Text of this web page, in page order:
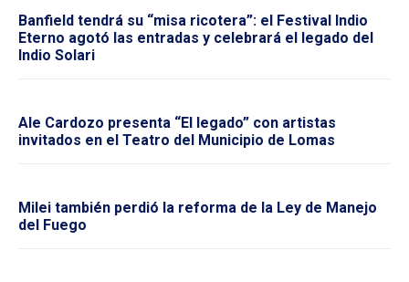
Banfield tendrá su “misa ricotera”: el Festival Indio
Eterno agotó las entradas y celebrará el legado del
Indio Solari
Ale Cardozo presenta “El legado” con artistas
invitados en el Teatro del Municipio de Lomas
Milei también perdió la reforma de la Ley de Manejo
del Fuego